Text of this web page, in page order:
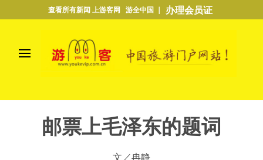
查看所有新闻 上游客网 游全中国 ｜ 办理会员证
邮票上毛泽东的题词
文／冉静